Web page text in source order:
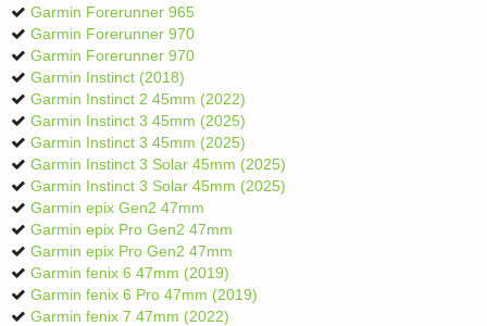
Garmin Forerunner 965
Garmin Forerunner 970
Garmin Forerunner 970
Garmin Instinct (2018)
Garmin Instinct 2 45mm (2022)
Garmin Instinct 3 45mm (2025)
Garmin Instinct 3 45mm (2025)
Garmin Instinct 3 Solar 45mm (2025)
Garmin Instinct 3 Solar 45mm (2025)
Garmin epix Gen2 47mm
Garmin epix Pro Gen2 47mm
Garmin epix Pro Gen2 47mm
Garmin fenix 6 47mm (2019)
Garmin fenix 6 Pro 47mm (2019)
Garmin fenix 7 47mm (2022)